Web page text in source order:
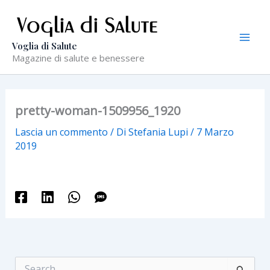
contenuto
Voglia di Salute
Magazine di salute e benessere
pretty-woman-1509956_1920
Lascia un commento / Di Stefania Lupi / 7 Marzo
2019